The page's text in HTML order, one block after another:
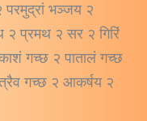
परमुद्रां भञ्जय २
२ प्रमथ २ सर २ गिरिं
गच्छ २ पातालं गच्छ
गच्छ २ आकर्षय २